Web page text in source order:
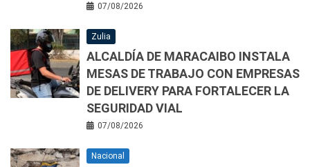
07/08/2026
Zulia
ALCALDÍA DE MARACAIBO INSTALA
MESAS DE TRABAJO CON EMPRESAS
DE DELIVERY PARA FORTALECER LA
SEGURIDAD VIAL
07/08/2026
Nacional